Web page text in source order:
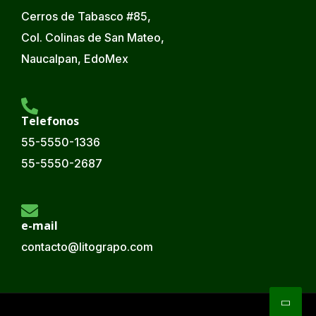
Cerros de Tabasco #85,
Col. Colinas de San Mateo,
Naucalpan, EdoMex
Telefonos
55-5550-1336
55-5550-2687
e-mail
contacto@litograpo.com